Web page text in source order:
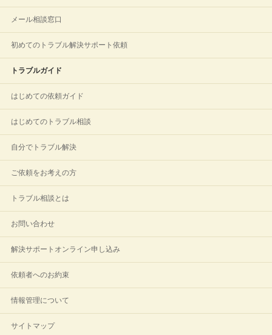
メール相談窓口
初めてのトラブル解決サポート依頼
トラブルガイド
はじめての依頼ガイド
はじめてのトラブル相談
自分でトラブル解決
ご依頼をお考えの方
トラブル相談とは
お問い合わせ
解決サポートオンライン申し込み
依頼者へのお約束
情報管理について
サイトマップ